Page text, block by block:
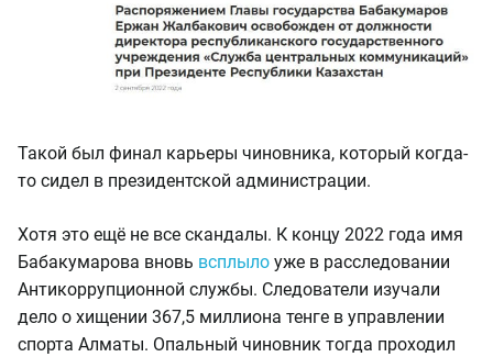
Такой был финал карьеры чиновника, который когда-
то сидел в президентской администрации.
Хотя это ещё не все скандалы. К концу 2022 года имя
Бабакумарова вновь всплыло уже в расследовании
Антикоррупционной службы. Следователи изучали
дело о хищении 367,5 миллиона тенге в управлении
спорта Алматы. Опальный чиновник тогда проходил